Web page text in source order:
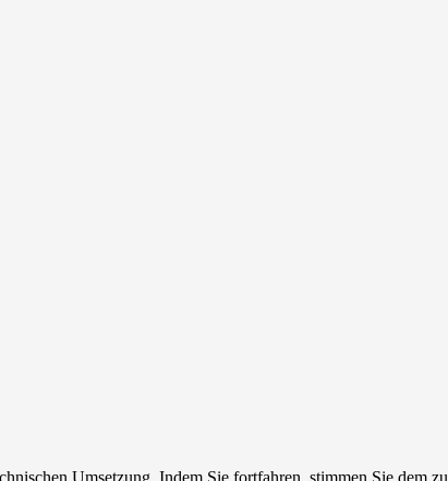
Umsetzung. Indem Sie fortfahren, stimmen Sie dem zu.